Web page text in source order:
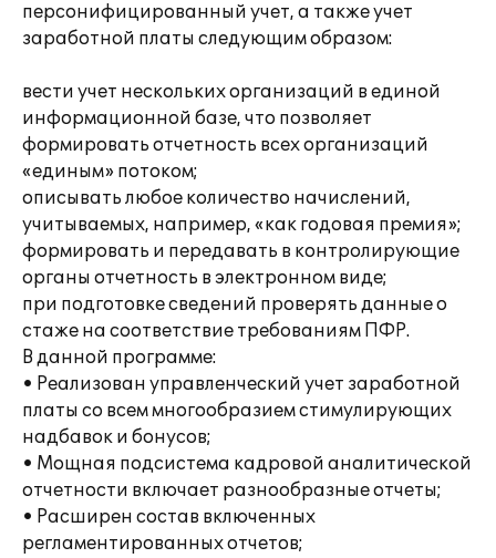
персонифицированный учет, а также учет
заработной платы следующим образом:
вести учет нескольких организаций в единой
информационной базе, что позволяет
формировать отчетность всех организаций
«единым» потоком;
описывать любое количество начислений,
учитываемых, например, «как годовая премия»;
формировать и передавать в контролирующие
органы отчетность в электронном виде;
при подготовке сведений проверять данные о
стаже на соответствие требованиям ПФР.
В данной программе:
• Реализован управленческий учет заработной
платы со всем многообразием стимулирующих
надбавок и бонусов;
• Мощная подсистема кадровой аналитической
отчетности включает разнообразные отчеты;
• Расширен состав включенных
регламентированных отчетов;